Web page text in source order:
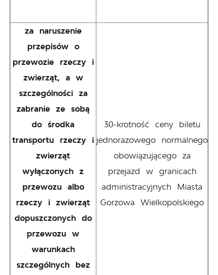
za naruszenie
przepisów o
przewozie rzeczy i
zwierząt, a w
szczególności za
zabranie ze sobą
do środka
transportu rzeczy i
zwierząt
wyłączonych z
przewozu albo
rzeczy i zwierząt
dopuszczonych do
przewozu w
warunkach
szczególnych bez
30-krotność ceny biletu
jednorazowego normalnego
obowiązującego za
przejazd w granicach
administracyjnych Miasta
Gorzowa Wielkopolskiego